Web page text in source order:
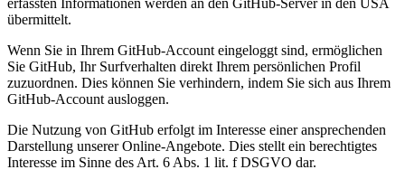
übermittelt.
Wenn Sie in Ihrem GitHub-Account eingeloggt sind, ermöglichen
Sie GitHub, Ihr Surfverhalten direkt Ihrem persönlichen Profil
zuzuordnen. Dies können Sie verhindern, indem Sie sich aus Ihrem
GitHub-Account ausloggen.
Die Nutzung von GitHub erfolgt im Interesse einer ansprechenden
Darstellung unserer Online-Angebote. Dies stellt ein berechtigtes
Interesse im Sinne des Art. 6 Abs. 1 lit. f DSGVO dar.